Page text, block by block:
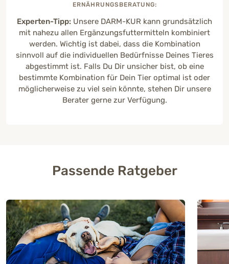
ERNÄHRUNGSBERATUNG:
Experten-Tipp: Unsere DARM-KUR kann grundsätzlich
mit nahezu allen Ergänzungsfuttermitteln kombiniert
werden. Wichtig ist dabei, dass die Kombination
sinnvoll auf die individuellen Bedürfnisse Deines Tieres
abgestimmt ist. Falls Du Dir unsicher bist, ob eine
bestimmte Kombination für Dein Tier optimal ist oder
möglicherweise zu viel sein könnte, stehen Dir unsere
Berater gerne zur Verfügung.
Passende Ratgeber